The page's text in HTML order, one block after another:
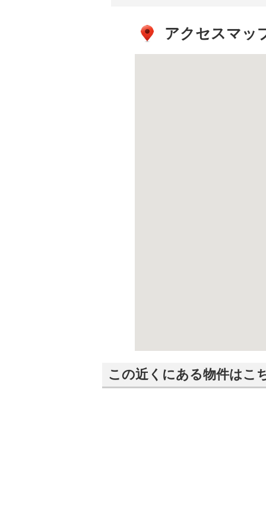
アクセスマッ
この近くにある物件はこ